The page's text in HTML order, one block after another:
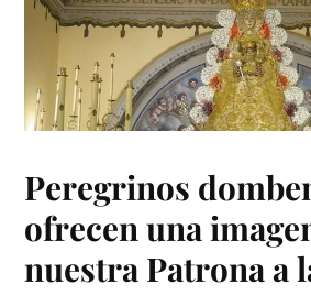
Peregrinos
ofrecen una
nuestra Patrona a